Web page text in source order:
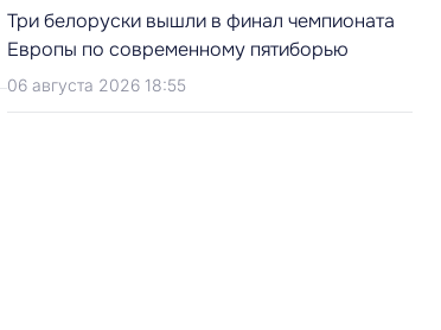
Три белоруски вышли в финал чемпионата
Европы по современному пятиборью
06 августа 2026 18:55